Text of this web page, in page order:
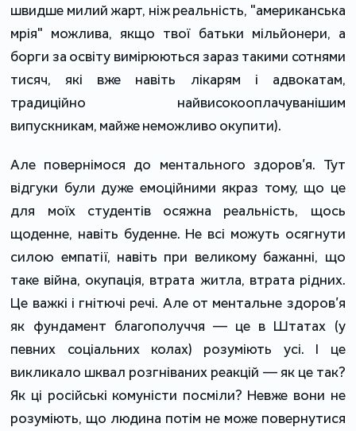
швидше милий жарт, ніж реальність, "американська
мрія" можлива, якщо твої батьки мільйонери, а
борги за освіту вимірюються зараз такими сотнями
тисяч, які вже навіть лікарям і адвокатам,
традиційно найвисокооплачуванішим
випускникам, майже неможливо окупити).
Але повернімося до ментального здоров’я. Тут
відгуки були дуже емоційними якраз тому, що це
для моїх студентів осяжна реальність, щось
щоденне, навіть буденне. Не всі можуть осягнути
силою емпатії, навіть при великому бажанні, що
таке війна, окупація, втрата житла, втрата рідних.
Це важкі і гнітючі речі. Але от ментальне здоров’я
як фундамент благополуччя — це в Штатах (у
певних соціальних колах) розуміють усі. І це
викликало шквал розгніваних реакцій — як це так?
Як ці російські комуністи посміли? Невже вони не
розуміють, що людина потім не може повернутися